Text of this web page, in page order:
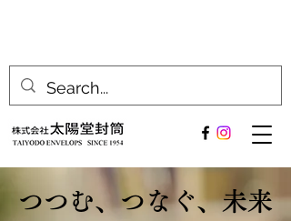
つつむ、つなぐ、未来